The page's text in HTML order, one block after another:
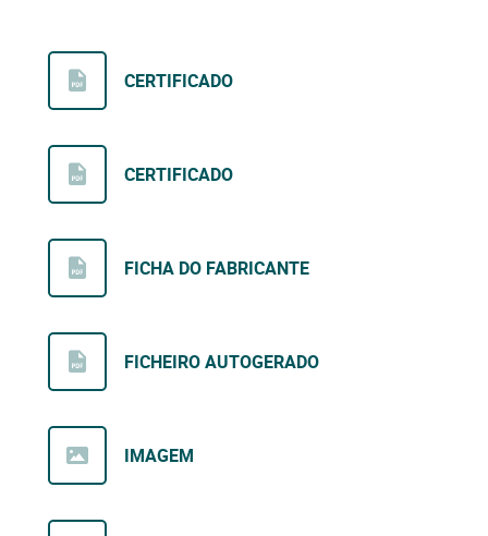
CERTIFICADO
CERTIFICADO
FICHA DO FABRICANTE
FICHEIRO AUTOGERADO
IMAGEM